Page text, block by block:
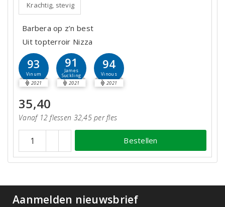
Krachtig, stevig
Barbera op z’n best
Uit topterroir Nizza
93
Vinum
2021
91
James
Suckling
2021
94
Vinous
2021
35,40
Vanaf 12 flessen 32,45 per fles
Bestellen
Aanmelden nieuwsbrief